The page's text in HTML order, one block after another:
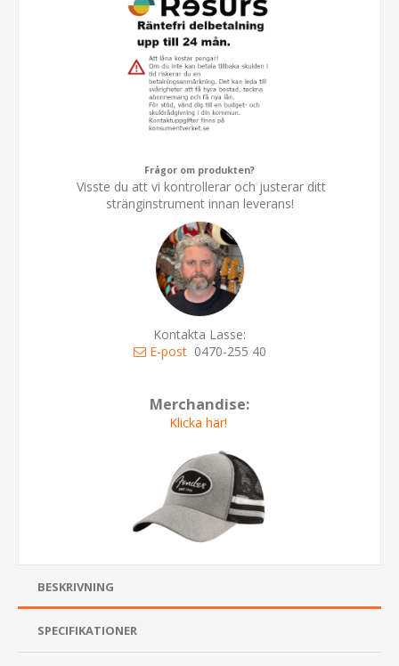
Frågor om produkten?
Visste du att vi kontrollerar och justerar ditt
stränginstrument innan leverans!
Kontakta Lasse:
E-post0470-255 40
Merchandise:
Klicka här!
BESKRIVNING
SPECIFIKATIONER